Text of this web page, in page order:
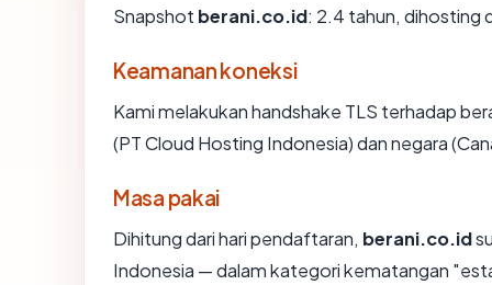
Snapshot berani.co.id: 2.4 tahun, dihosting
Keamanan koneksi
Kami melakukan handshake TLS terhadap
(PT Cloud Hosting Indonesia) dan negara
Masa pakai
Dihitung dari hari pendaftaran, berani.co.id
Indonesia — dalam kategori kematangan